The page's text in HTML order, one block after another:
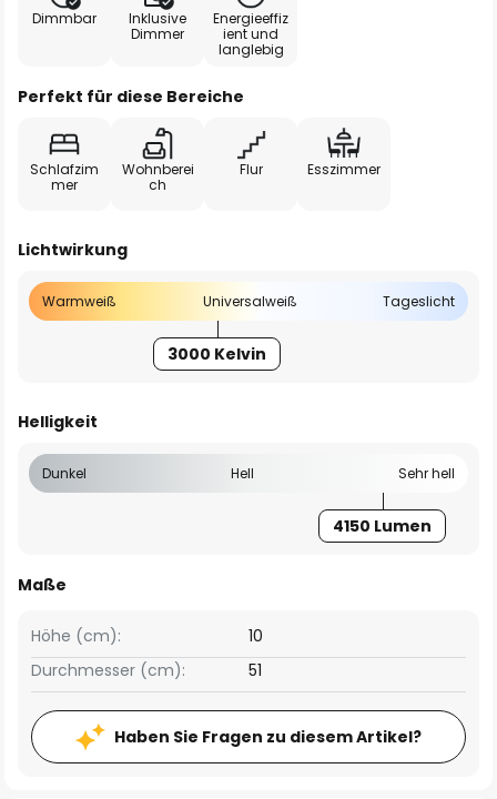
Dimmbar
Inklusive
Dimmer
Energieeffiz
ient und
langlebig
Perfekt für diese Bereiche
Schlafzim
mer
Wohnberei
ch
Flur Esszimmer
Lichtwirkung
Warmweiß Universalweiß Tageslicht
3000 Kelvin
Helligkeit
Dunkel Hell Sehr hell
4150 Lumen
Maße
Höhe (cm):
10
Durchmesser (cm):
51
Haben Sie Fragen zu diesem Artikel?